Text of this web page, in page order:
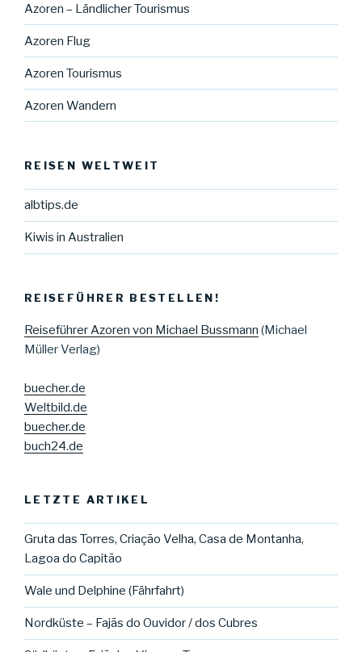
Azoren – Ländlicher Tourismus
Azoren Flug
Azoren Tourismus
Azoren Wandern
REISEN WELTWEIT
albtips.de
Kiwis in Australien
REISEFÜHRER BESTELLEN!
Reiseführer Azoren von Michael Bussmann (Michael
Müller Verlag)
buecher.de
Weltbild.de
buecher.de
buch24.de
LETZTE ARTIKEL
Gruta das Torres, Criação Velha, Casa de Montanha,
Lagoa do Capitão
Wale und Delphine (Fährfahrt)
Nordküste – Fajãs do Ouvidor / dos Cubres